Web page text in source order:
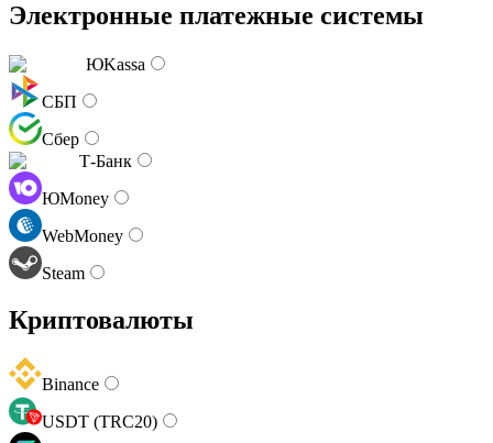
Электронные платежные системы
ЮKassa
СБП
Сбер
Т-Банк
ЮMoney
WebMoney
Steam
Криптовалюты
Binance
USDT (TRC20)